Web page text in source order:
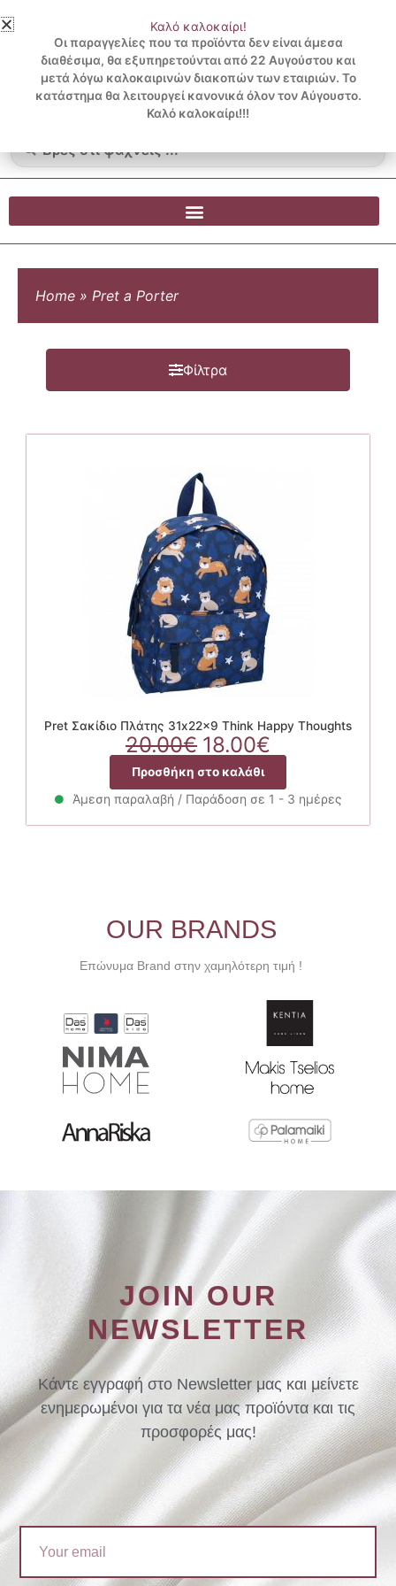
στο
περιεχόμενο
3 ΔΟΣΕΙΣ ΧΩΡΙΣ ΠΙΣΤΩΤΙΚΗ ΜΕ KLARNA
...
Λογαριασμός
Blog
0.00€
0
Cart
Home » Pret a Porter
Φίλτρα
Pret Σακίδιο Πλάτης 31x22x9 Think Happy Thoughts
20.00€ Original
price
was:
20.00€.
18.00€
τρέχουσα
τιμή
είναι:
18.00€.
Προσθήκη στο καλάθι
Άμεση παραλαβή / Παράδοση σε 1 - 3 ημέρες
OUR BRANDS
Επώνυμα Brand στην χαμηλότερη τιμή !
JOIN OUR
NEWSLETTER
Κάντε εγγραφή στο Newsletter μας και μείνετε
ενημερωμένοι για τα νέα μας προϊόντα και τις
προσφορές μας!
Καλό καλοκαίρι!
Οι παραγγελίες που τα προϊόντα δεν είναι άμεσα
διαθέσιμα, θα εξυπηρετούνται από 22 Αυγούστου και
μετά λόγω καλοκαιρινών διακοπών των εταιριών. Το
κατάστημα θα λειτουργεί κανονικά όλον τον Αύγουστο.
Καλό καλοκαίρι!!!